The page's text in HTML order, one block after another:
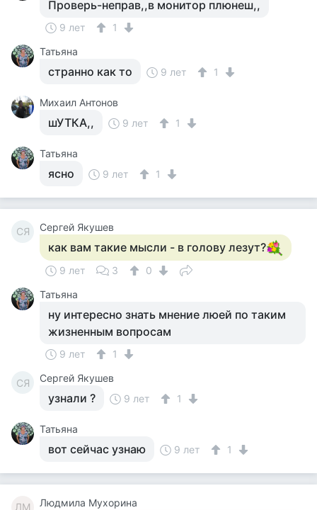
Проверь-неправ,,в монитор плюнеш,,
9 лет
1
Татьяна
странно как то 9 лет 1
Михаил Антонов
шУТКА,, 9 лет 1
Татьяна
ясно 9 лет 1
СЯ Сергей Якушев
как вам такие мысли - в голову лезут?
9 лет 3
0
Татьяна
ну интересно знать мнение люей по таким
жизненным вопросам
9 лет 1
СЯ Сергей Якушев
узнали ? 9 лет 1
Татьяна
вот сейчас узнаю 9 лет 1
ЛМ Людмила Мухорина